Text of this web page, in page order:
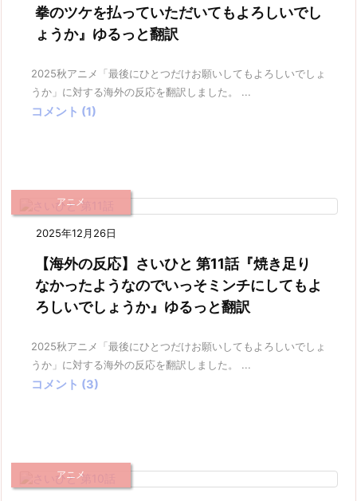
拳のツケを払っていただいてもよろしいでし
ょうか』ゆるっと翻訳
2025秋アニメ「最後にひとつだけお願いしてもよろしいでしょ
うか」に対する海外の反応を翻訳しました。 ...
コメント (1)
2025年12月26日
アニメ
【海外の反応】さいひと 第11話『焼き足り
なかったようなのでいっそミンチにしてもよ
ろしいでしょうか』ゆるっと翻訳
2025秋アニメ「最後にひとつだけお願いしてもよろしいでしょ
うか」に対する海外の反応を翻訳しました。 ...
コメント (3)
アニメ